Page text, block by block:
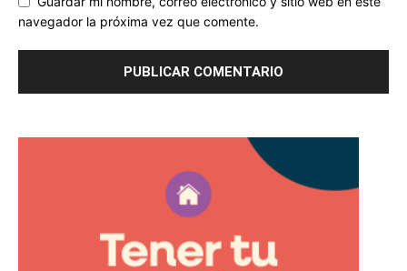
navegador la próxima vez que comente.